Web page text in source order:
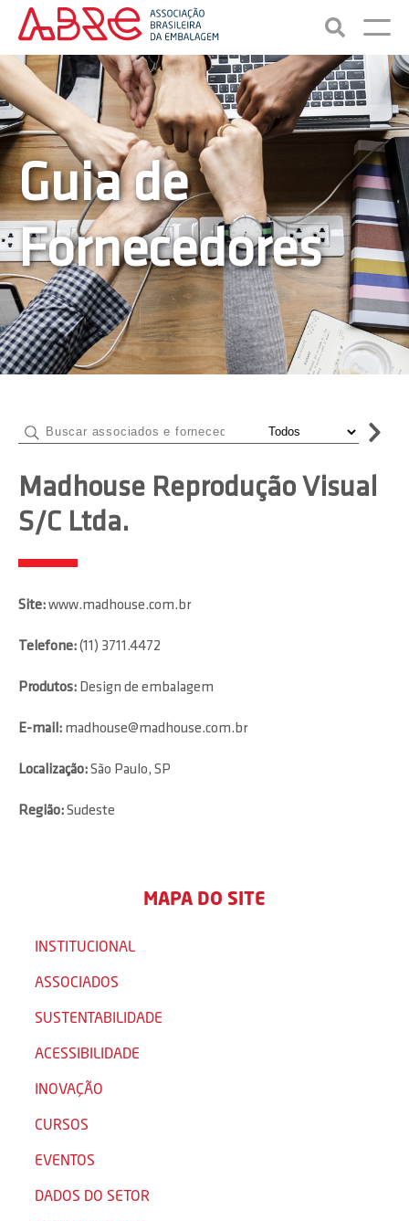
Guia de
Fornecedores
Madhouse Reprodução Visual
S/C Ltda.
Site:www.madhouse.com.br
Telefone:(11) 3711.4472
Produtos: Design de embalagem
E-mail: madhouse@madhouse.com.br
Localização:São Paulo, SP
Região:Sudeste
MAPA DO SITE
INSTITUCIONAL
ASSOCIADOS
SUSTENTABILIDADE
ACESSIBILIDADE
INOVAÇÃO
CURSOS
EVENTOS
DADOS DO SETOR